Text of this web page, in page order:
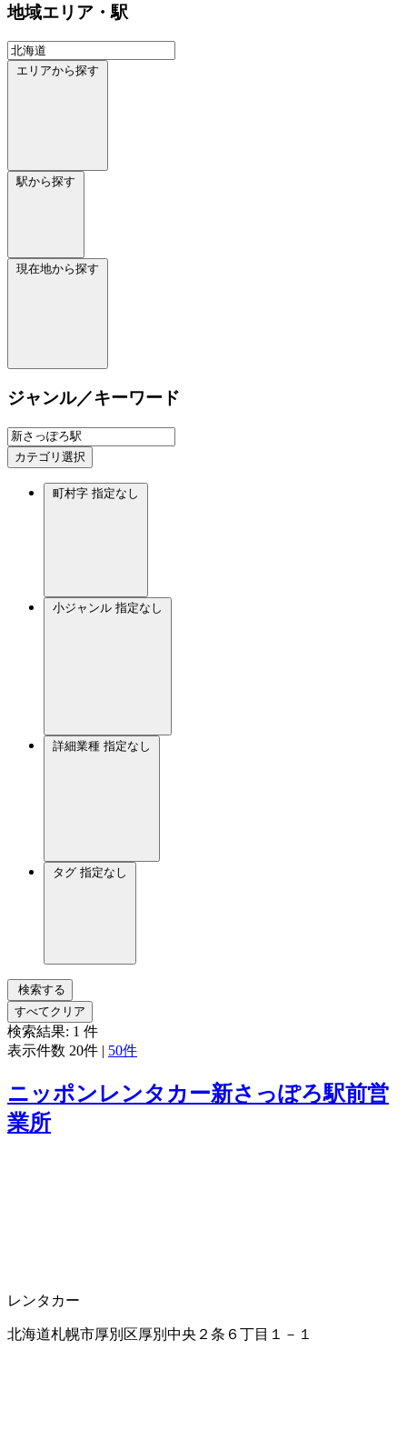
地域エリア・駅
エリアから探す
駅から探す
現在地から探す
ジャンル／キーワード
カテゴリ選択
町村字 指定なし
小ジャンル 指定なし
詳細業種 指定なし
タグ 指定なし
検索する
すべてクリア
検索結果: 1 件
表示件数 20件 | 50件
ニッポンレンタカー新さっぽろ駅前営
業所
レンタカー
北海道札幌市厚別区厚別中央２条６丁目１－１